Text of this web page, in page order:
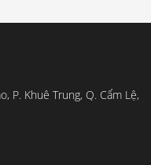
P. Khuê Trung, Q. Cẩm Lệ,